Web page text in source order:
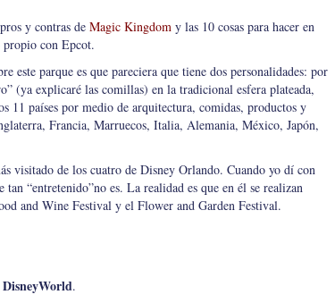
y contras de Magic Kingdom y las 10 cosas para hacer en
propio con Epcot.
este parque es que pareciera que tiene dos personalidades: por
(ya explicaré las comillas) en la tradicional esfera plateada,
11 países por medio de arquitectura, comidas, productos y
Francia, Marruecos, Italia, Alemania, México, Japón,
visitado de los cuatro de Disney Orlando. Cuando yo dí con
tan “entretenido”no es. La realidad es que en él se realizan
and Wine Festival y el Flower and Garden Festival.
DisneyWorld.